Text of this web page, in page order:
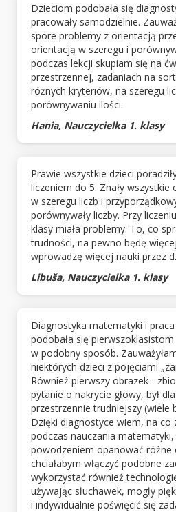
Dzieciom podobała się
pracowały samodzielnie.
spore problemy z orientacją
orientacją w szeregu i
podczas lekcji skupiam się na
przestrzennej, zadaniach na
różnych kryteriów, na szeregu
porównywaniu ilości.
Hania, Nauczycielka 1. klasy
Prawie wszystkie dzieci
liczeniem do 5. Znały wszystkie
w szeregu liczb i
porównywały liczby. Przy
klasy miała problemy. To, co
trudności, na pewno będę
wprowadzę więcej nauki przez
Libuša, Nauczycielka 1. klasy
Diagnostyka matematyki i
podobała się
w podobny sposób.
niektórych dzieci z pojęciami
Również pierwszy obrazek -
pytanie o nakrycie głowy, był
przestrzennie trudniejszy (wiele
Dzięki diagnostyce wiem, na co
podczas nauczania matematyki,
powodzeniem opanować różne
chciałabym włączyć podobne
wykorzystać również
używając słuchawek, mogły
i indywidualnie poświęcić się